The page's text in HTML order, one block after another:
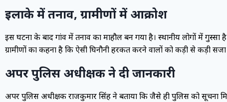
इलाके में तनाव, ग्रामीणों में आक्रोश
इस घटना के बाद गांव में तनाव का माहौल बन गया है। स्थानीय लोगों में
ग्रामीणों का कहना है कि ऐसी घिनौनी हरकत करने वालों को कड़ी से कड़ी सजा
अपर पुलिस अधीक्षक ने दी जानकारी
अपर पुलिस अधीक्षक राजकुमार सिंह ने बताया कि जैसे ही पुलिस को सूचना